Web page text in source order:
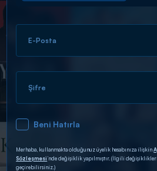
ARAMA SONUÇLARI
DİĞER SONUÇLAR
E-Posta
Şifre
Beni Hatırla
Merhaba, kullanmakta olduğunuz üyelik hesabınıza ilişkin
Sözleşmesi’nde değişiklik yapılmıştır. (İlgili
geçirebilirsiniz.)